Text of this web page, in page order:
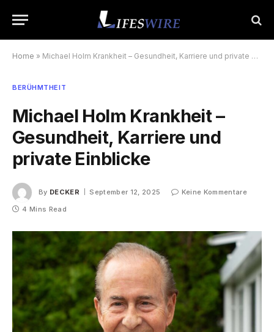
Home » Michael Holm Krankheit – Gesundheit, Karriere und private Einblicke
BERÜHMTHEIT
Michael Holm Krankheit –
Gesundheit, Karriere und
private Einblicke
By DECKER September 12, 2025
Keine Kommentare
4 Mins Read